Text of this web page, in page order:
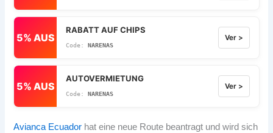
5% AUS
RABATT AUF CHIPS
NARENAS
Ver >
5% AUS
AUTOVERMIETUNG
NARENAS
Ver >
Avianca Ecuador hat eine neue Route beantragt und wird sich